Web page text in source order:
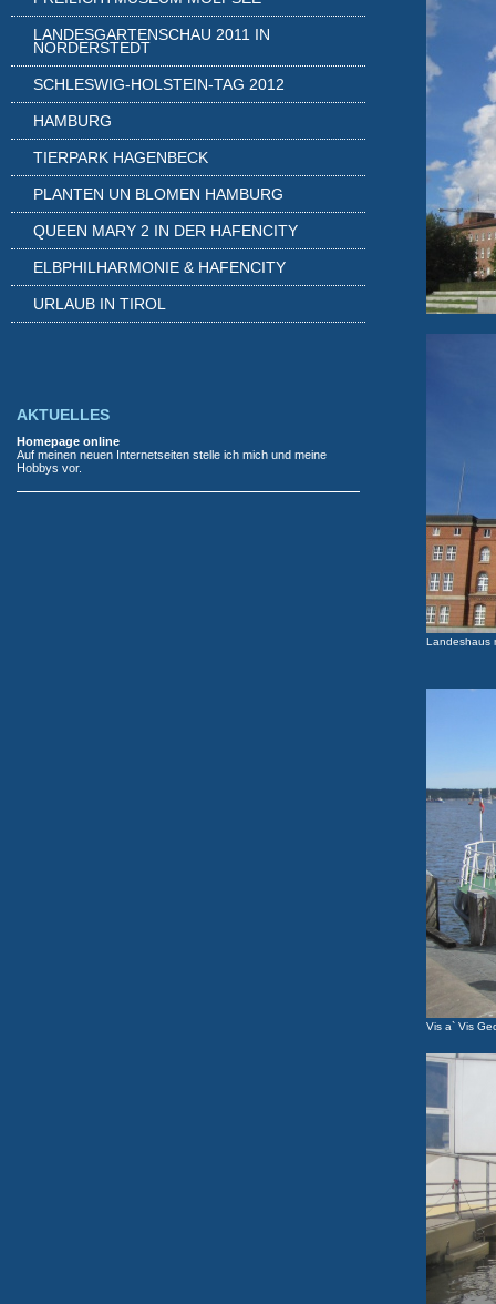
Landeshaus
Vis a` Vis
LANDESGARTENSCHAU 2011 IN
NORDERSTEDT
SCHLESWIG-HOLSTEIN-TAG 2012
HAMBURG
TIERPARK HAGENBECK
PLANTEN UN BLOMEN HAMBURG
QUEEN MARY 2 IN DER HAFENCITY
ELBPHILHARMONIE & HAFENCITY
URLAUB IN TIROL
AKTUELLES
Homepage online
Auf meinen neuen Internetseiten stelle ich mich und meine
Hobbys vor.